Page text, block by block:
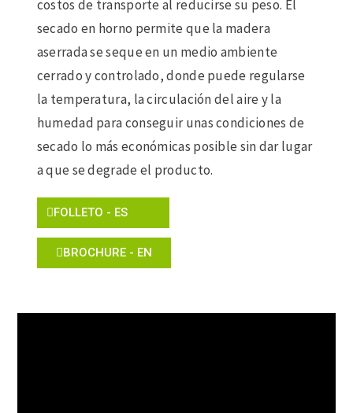
costos de transporte al reducirse su peso. El
secado en horno permite que la madera
aserrada se seque en un medio ambiente
cerrado y controlado, donde puede regularse
la temperatura, la circulación del aire y la
humedad para conseguir unas condiciones de
secado lo más económicas posible sin dar lugar
a que se degrade el producto.
FOLLETO - ES
BROCHURE - EN